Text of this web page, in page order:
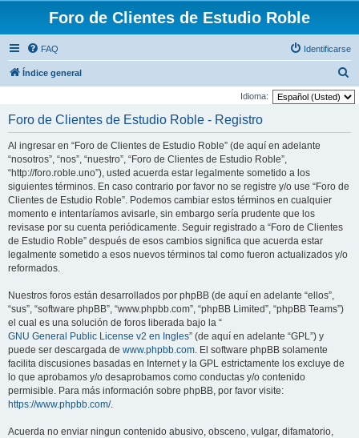
Foro de Clientes de Estudio Roble
FAQ Identificarse
Índice general
u
Idioma:
Foro de Clientes de Estudio Roble - Registro
Al ingresar en “Foro de Clientes de Estudio Roble” (de aquí en adelante
“nosotros”, “nos”, “nuestro”, “Foro de Clientes de Estudio Roble”,
“http://foro.roble.uno”), usted acuerda estar legalmente sometido a los
siguientes términos. En caso contrario por favor no se registre y/o use “Foro de
Clientes de Estudio Roble”. Podemos cambiar estos términos en cualquier
momento e intentaríamos avisarle, sin embargo sería prudente que los
revisase por su cuenta periódicamente. Seguir registrado a “Foro de Clientes
de Estudio Roble” después de esos cambios significa que acuerda estar
legalmente sometido a esos nuevos términos tal como fueron actualizados y/o
reformados.
Nuestros foros están desarrollados por phpBB (de aquí en adelante “ellos”,
“sus”, “software phpBB”, “www.phpbb.com”, “phpBB Limited”, “phpBB Teams”)
el cual es una solución de foros liberada bajo la “
GNU General Public License v2 en Ingles” (de aquí en adelante “GPL”) y
puede ser descargada de www.phpbb.com. El software phpBB solamente
facilita discusiones basadas en Internet y la GPL estrictamente los excluye de
lo que aprobamos y/o desaprobamos como conductas y/o contenido
permisible. Para más información sobre phpBB, por favor visite:
https://www.phpbb.com/.
Acuerda no enviar ningun contenido abusivo, obsceno, vulgar, difamatorio,